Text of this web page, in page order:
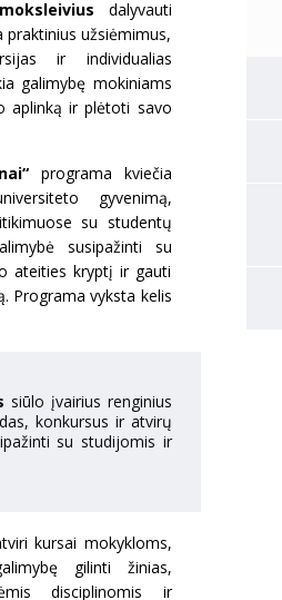
dalyvauti
užsiėmimus,
ir individualias
galimybę mokiniams
aplinką ir plėtoti savo
programa kviečia
gyvenimą,
su studentų
susipažinti su
ateities kryptį ir gauti
Programa vyksta kelis
siūlo įvairius renginius
konkursus ir atvirų
su studijomis ir
kursai mokykloms,
gilinti žinias,
disciplinomis ir